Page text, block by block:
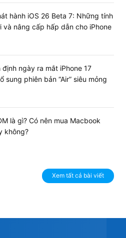
tiết kiệm từ 5% đến 15% so
của thương hiệu khác.
dặn, sử dụng linh kiện có độ
liên tục ổn định.
tế tối ưu, giữ nhiệt độ lý
minh bạch, linh hoạt từ nhà
hành iOS 26 Beta 7: Những tính
và nâng cấp hấp dẫn cho iPhone
định ngày ra mắt iPhone 17
sung phiên bản “Air” siêu mỏng
là gì? Có nên mua Macbook
không?
Xem tất cả bài viết